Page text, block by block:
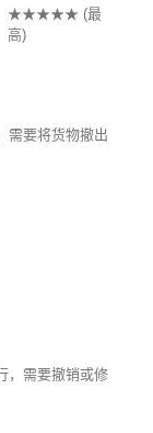
★★★★★ (最
高)
需要将货物撤出
，需要撤销或修